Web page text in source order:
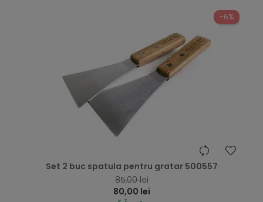
-6%
Set 2 buc spatula pentru gratar 500557
85,00 lei
80,00 lei